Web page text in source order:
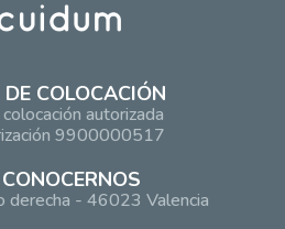
COLOCACIÓN
autorizada
9900000517
derecha - 46023 Valencia